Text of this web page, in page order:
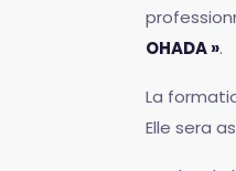
OHADA ».
La
Elle sera